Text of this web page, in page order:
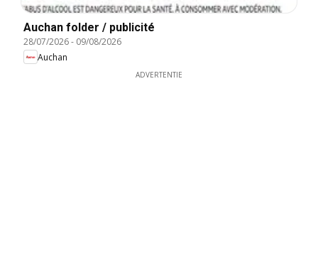
Auchan folder / publicité
28/07/2026- 09/08/2026
Auchan
ADVERTENTIE